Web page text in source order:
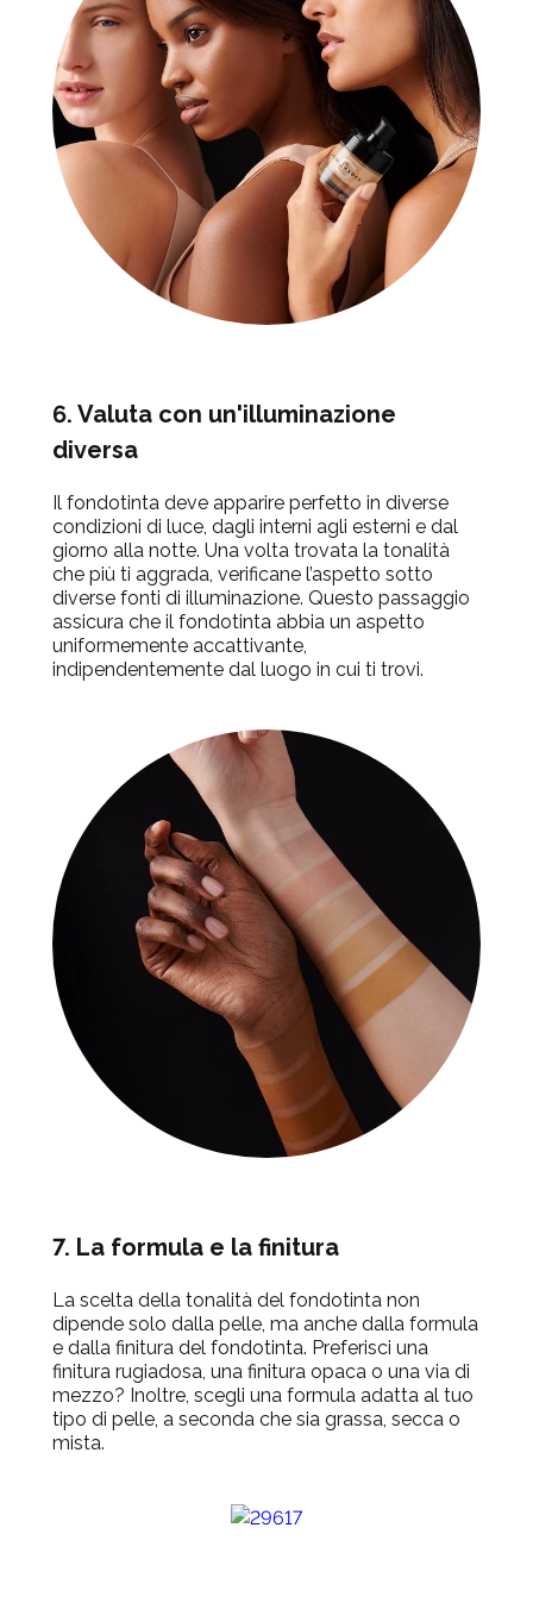
6. Valuta con un'illuminazione
diversa
Il fondotinta deve apparire perfetto in diverse
condizioni di luce, dagli interni agli esterni e dal
giorno alla notte. Una volta trovata la tonalità
che più ti aggrada, verificane l’aspetto sotto
diverse fonti di illuminazione. Questo passaggio
assicura che il fondotinta abbia un aspetto
uniformemente accattivante,
indipendentemente dal luogo in cui ti trovi.
7. La formula e la finitura
La scelta della tonalità del fondotinta non
dipende solo dalla pelle, ma anche dalla formula
e dalla finitura del fondotinta. Preferisci una
finitura rugiadosa, una finitura opaca o una via di
mezzo? Inoltre, scegli una formula adatta al tuo
tipo di pelle, a seconda che sia grassa, secca o
mista.